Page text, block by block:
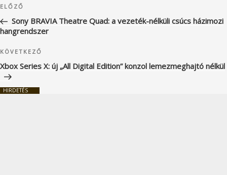
navigáció
Korábbi
bejegyzés
ELŐZŐ
Sony BRAVIA Theatre Quad: a vezeték-nélküli csúcs házimozi
hangrendszer
Következő
bejegyzés
KÖVETKEZŐ
Xbox Series X: új „All Digital Edition” konzol lemezmeghajtó nélkül
HIRDETÉS